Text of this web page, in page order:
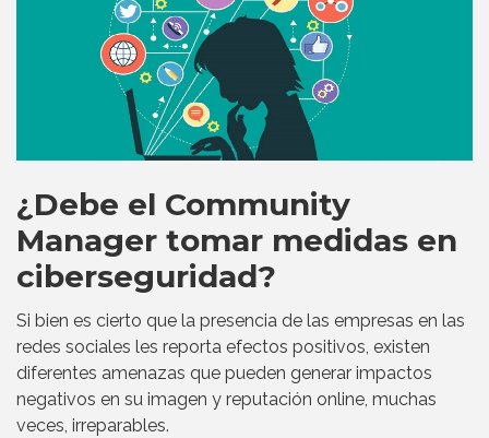
¿Debe el Community
Manager tomar medidas en
ciberseguridad?
Si bien es cierto que la presencia de las empresas en las
redes sociales les reporta efectos positivos, existen
diferentes amenazas que pueden generar impactos
negativos en su imagen y reputación online, muchas
veces, irreparables.